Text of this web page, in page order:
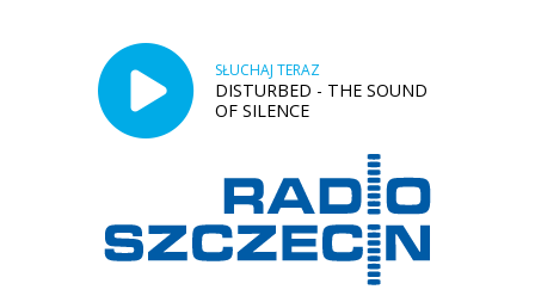
SŁUCHAJ TERAZ
DISTURBED - THE SOUND
OF SILENCE